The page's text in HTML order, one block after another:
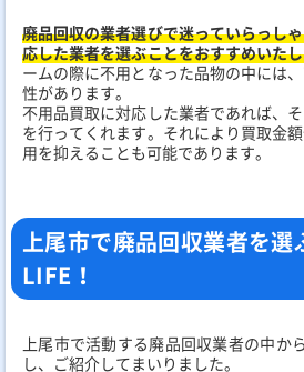
廃品回収の業者選びで迷っていらっし
応した業者を選ぶことをおすすめいた
ームの際に不用となった品物の中には
性があります。
不用品買取に対応した業者であれば、
を行ってくれます。それにより買取金
用を抑えることも可能であります。
上尾市で廃品回収業者を
LIFE！
上尾市で活動する廃品回収業者の中か
し、ご紹介してまいりました。